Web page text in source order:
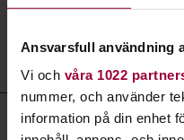
Ansvarsfull användning
Vi och våra 1022
nummer, och använder
information på din enhet
Pris
100
Föreläsning: Föreläsning